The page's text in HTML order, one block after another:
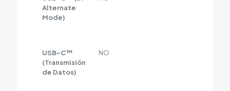
Alternate
Mode)
USB-C™
(Transmisión
de Datos)
NO